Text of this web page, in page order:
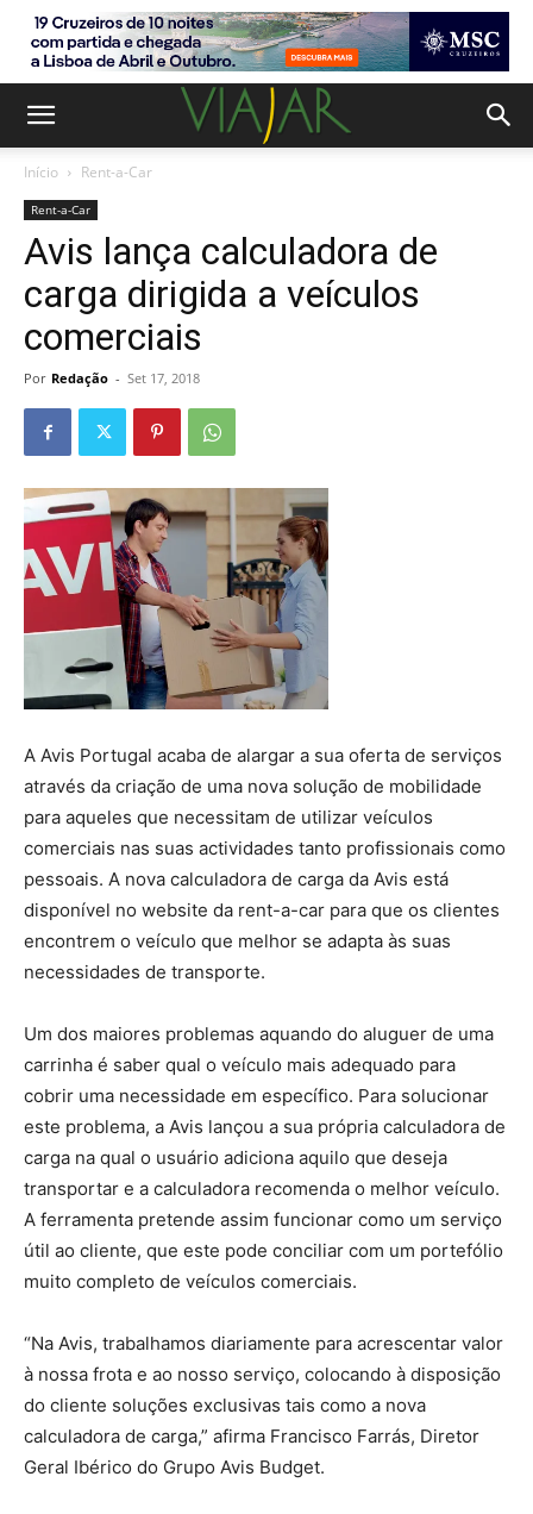
Início Rent-a-Car
Rent-a-Car
Avis lança calculadora de
carga dirigida a veículos
comerciais
Por Redação - Set 17, 2018
A Avis Portugal acaba de alargar a sua oferta de serviços
através da criação de uma nova solução de mobilidade
para aqueles que necessitam de utilizar veículos
comerciais nas suas actividades tanto profissionais como
pessoais. A nova calculadora de carga da Avis está
disponível no website da rent-a-car para que os clientes
encontrem o veículo que melhor se adapta às suas
necessidades de transporte.
Um dos maiores problemas aquando do aluguer de uma
carrinha é saber qual o veículo mais adequado para
cobrir uma necessidade em específico. Para solucionar
este problema, a Avis lançou a sua própria calculadora de
carga na qual o usuário adiciona aquilo que deseja
transportar e a calculadora recomenda o melhor veículo.
A ferramenta pretende assim funcionar como um serviço
útil ao cliente, que este pode conciliar com um portefólio
muito completo de veículos comerciais.
“Na Avis, trabalhamos diariamente para acrescentar valor
à nossa frota e ao nosso serviço, colocando à disposição
do cliente soluções exclusivas tais como a nova
calculadora de carga,” afirma Francisco Farrás, Diretor
Geral Ibérico do Grupo Avis Budget.